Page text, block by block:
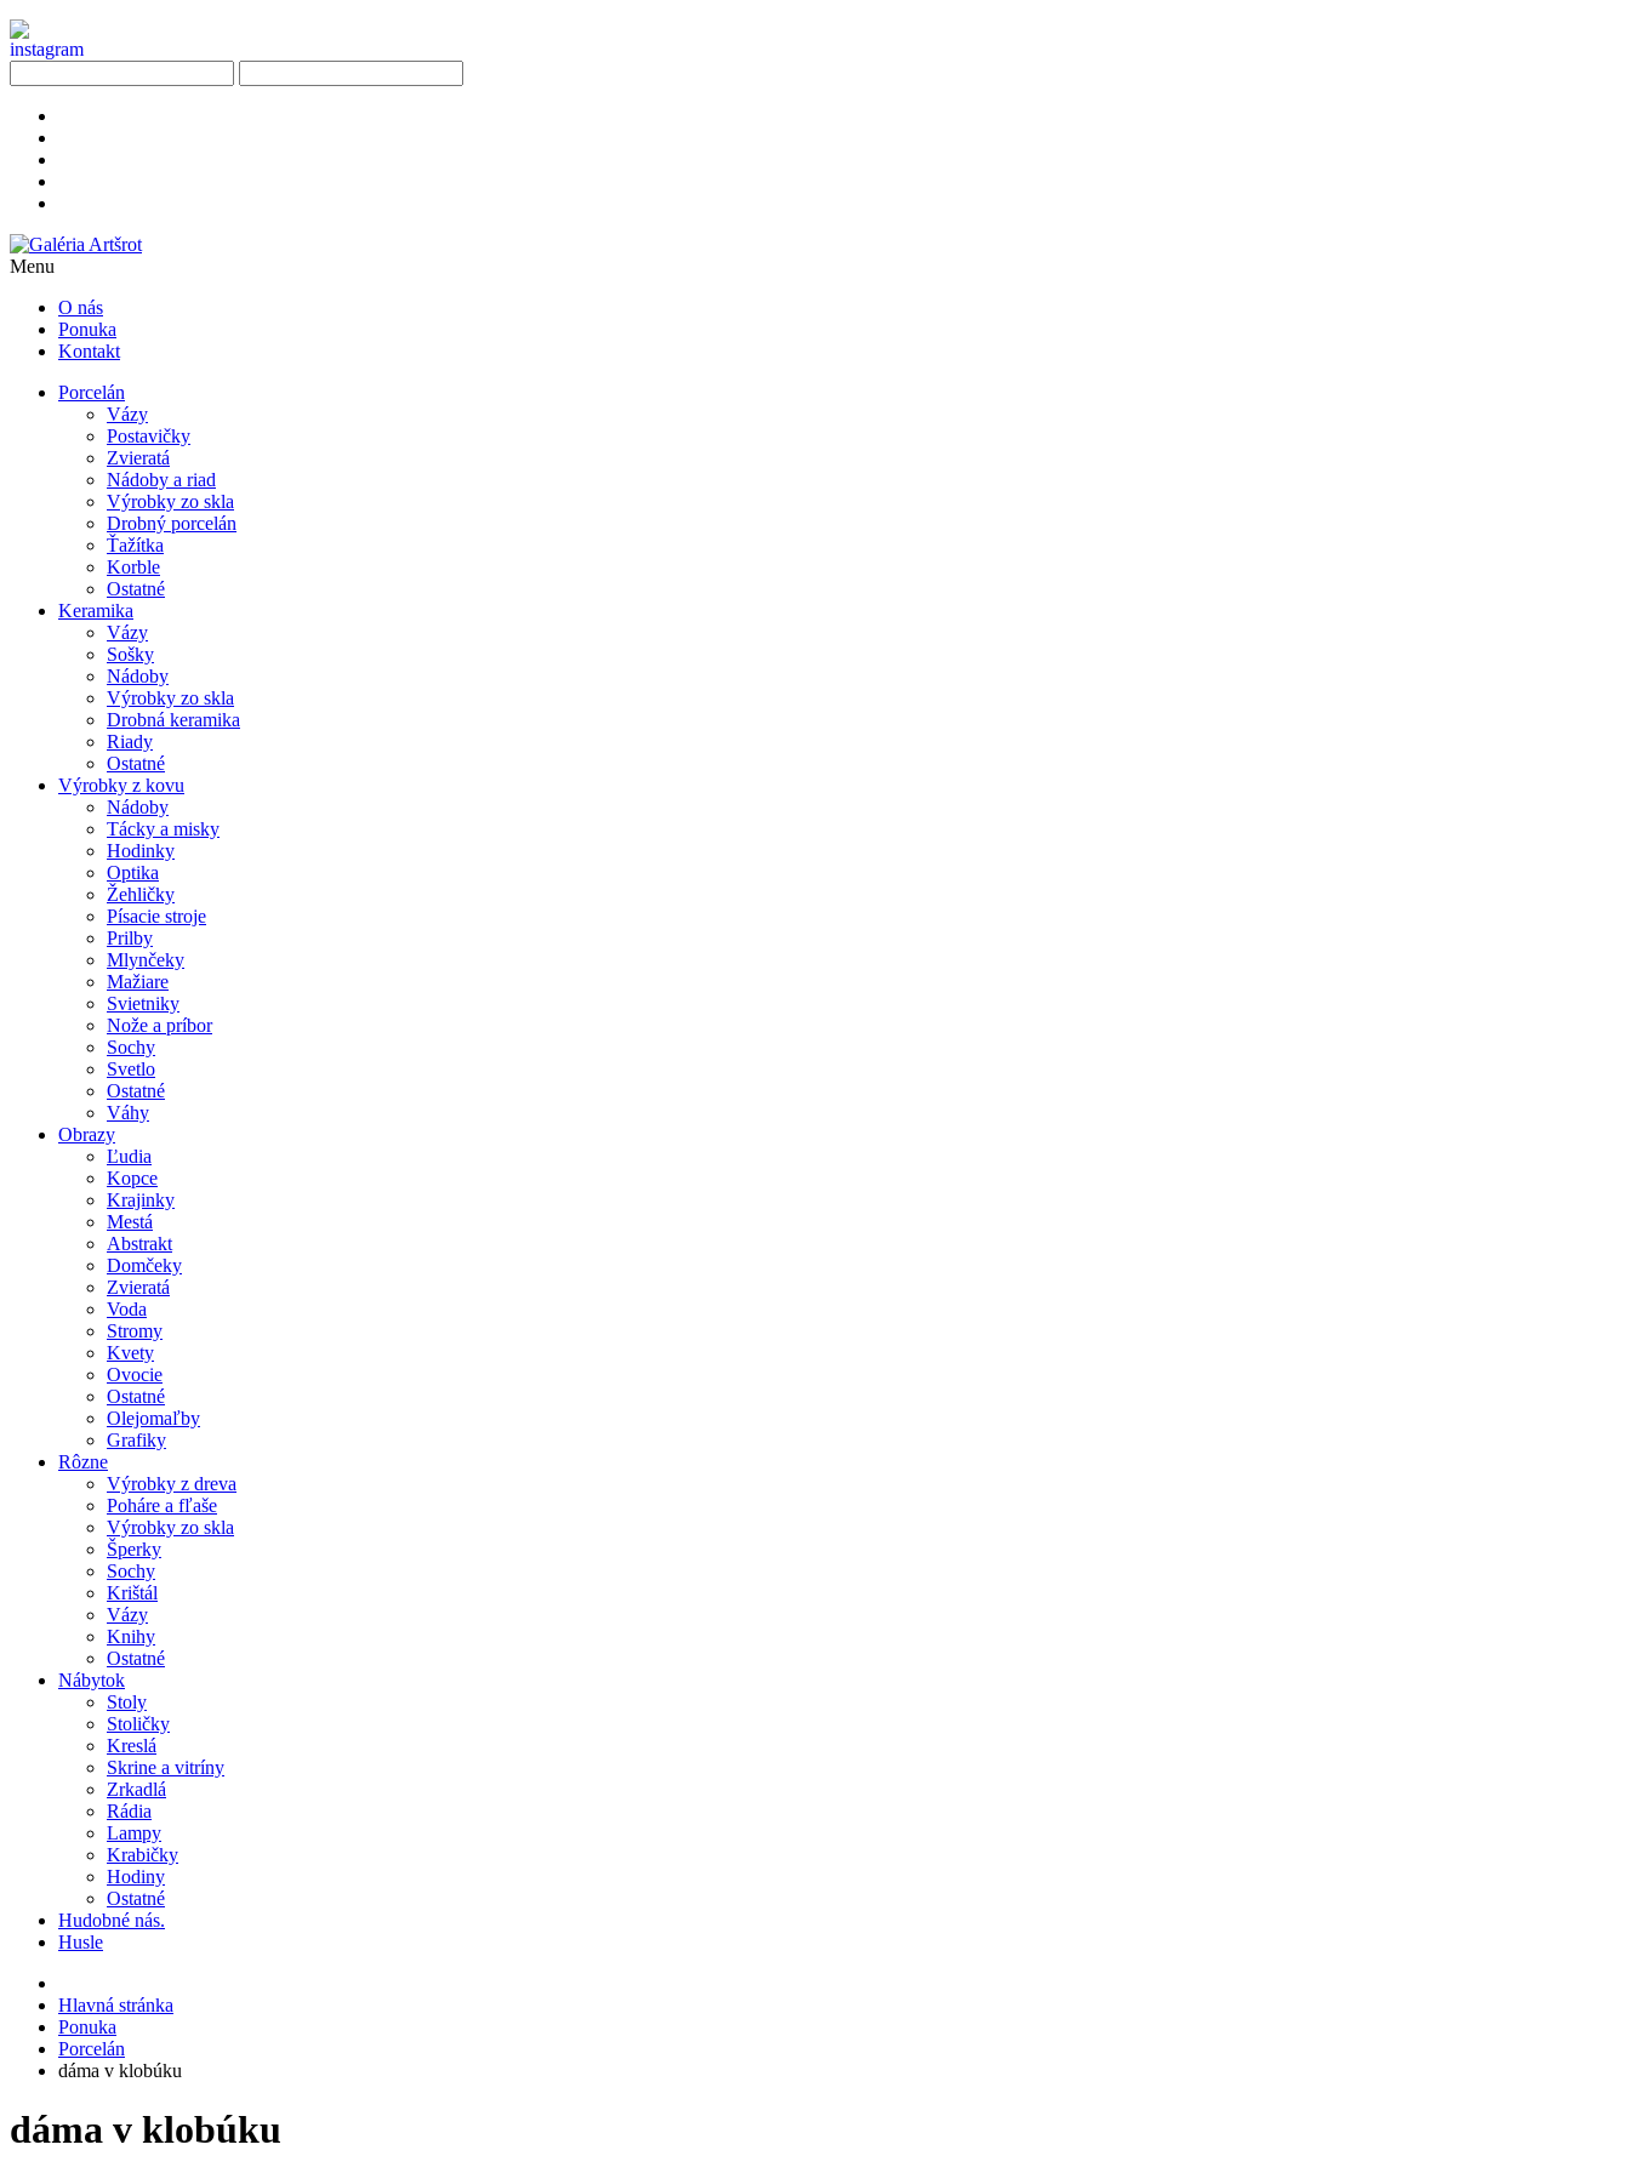
Menu
O nás
Ponuka
Kontakt
Porcelán
Vázy
Postavičky
Zvieratá
Nádoby a riad
Výrobky zo skla
Drobný porcelán
Ťažítka
Korble
Ostatné
Keramika
Vázy
Sošky
Nádoby
Výrobky zo skla
Drobná keramika
Riady
Ostatné
Výrobky z kovu
Nádoby
Tácky a misky
Hodinky
Optika
Žehličky
Písacie stroje
Prilby
Mlynčeky
Mažiare
Svietniky
Nože a príbor
Sochy
Svetlo
Ostatné
Váhy
Obrazy
Ľudia
Kopce
Krajinky
Mestá
Abstrakt
Domčeky
Zvieratá
Voda
Stromy
Kvety
Ovocie
Ostatné
Olejomaľby
Grafiky
Rôzne
Výrobky z dreva
Poháre a fľaše
Výrobky zo skla
Šperky
Sochy
Krištál
Vázy
Knihy
Ostatné
Nábytok
Stoly
Stoličky
Kreslá
Skrine a vitríny
Zrkadlá
Rádia
Lampy
Krabičky
Hodiny
Ostatné
Hudobné nás.
Husle
Hlavná stránka
Ponuka
Porcelán
dáma v klobúku
dáma v klobúku